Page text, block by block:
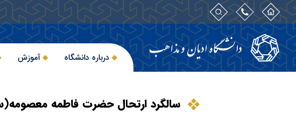
درباره دانشگاه آموزش
سالگرد ارتحال حضرت فاطمه